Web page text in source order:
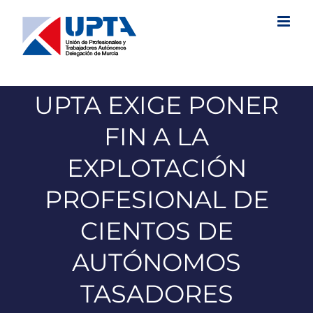
contenido
UPTA EXIGE PONER
FIN A LA
EXPLOTACIÓN
PROFESIONAL DE
CIENTOS DE
AUTÓNOMOS
TASADORES